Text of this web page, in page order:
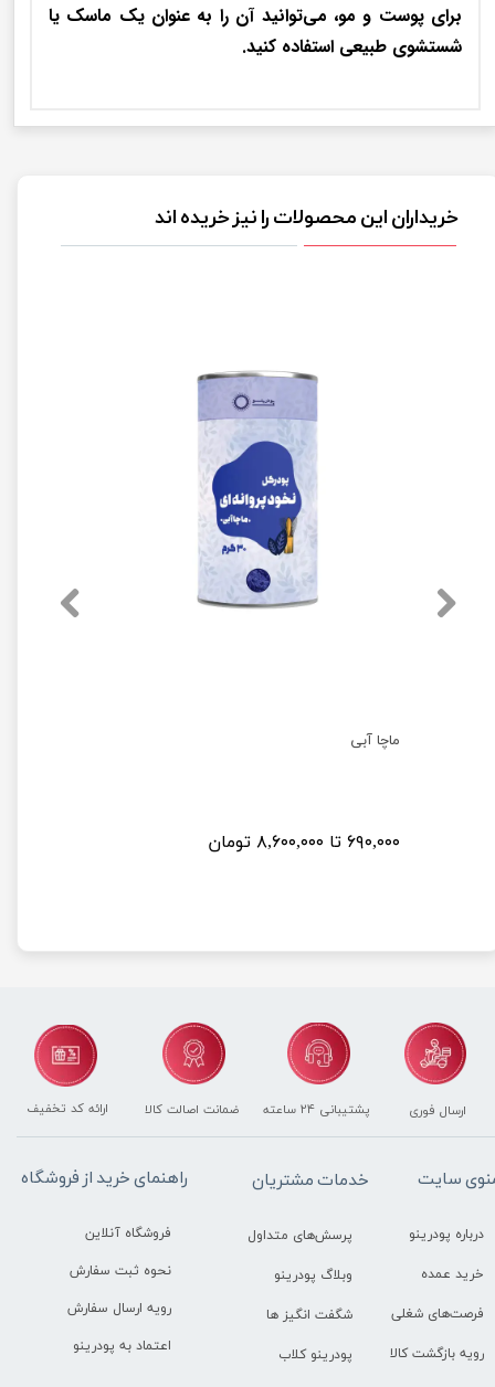
برای پوست و مو، می‌توانید آن را به عنوان یک ماسک یا
شستشوی طبیعی استفاده کنید.
خریداران این محصولات را نیز خریده اند
ماچا آبی
۶۹۰,۰۰۰ تا ۸,۶۰۰,۰۰۰ تومان
پشتیبانی ۲۴ ساعته ارائه کد تخفیف ارسال فوری ضمانت اصالت کالا
راهنمای خرید از فروشگاه
فروشگاه آنلاین
نحوه ثبت سفارش
رویه ارسال سفارش
اعتماد به پودرینو
خدمات مشتریان
پرسش‌های متداول
وبلاگ پودرینو
شگفت انگیز ها
پودرینو کلاب
سایت
درباره پودرینو
خرید عمده
فرصت‌های شغلی
رویه بازگشت کالا